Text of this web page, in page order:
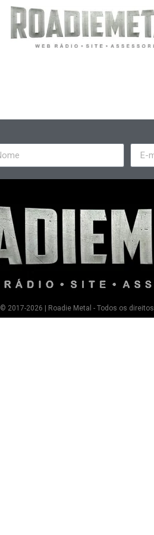
© 2017-2026 | Roadie Metal - Todos os